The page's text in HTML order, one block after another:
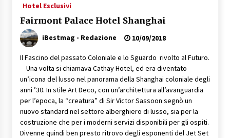
Hotel Esclusivi
Fairmont Palace Hotel Shanghai
iBestmag - Redazione 10/09/2018
Il Fascino del passato Coloniale e lo Sguardo rivolto al Futuro.
Una volta si chiamava Cathay Hotel, ed era diventato
un’icona del lusso nel panorama della Shanghai coloniale degli
anni ’30. In stile Art Deco, con un’architettura all’avanguardia
per l’epoca, la “creatura” di Sir Victor Sassoon segnò un
nuovo standard nel settore alberghiero di lusso, sia per la
costruzione che per i moderni servizi disponibili per gli ospiti.
Divenne quindi ben presto ritrovo degli esponenti del Jet Set